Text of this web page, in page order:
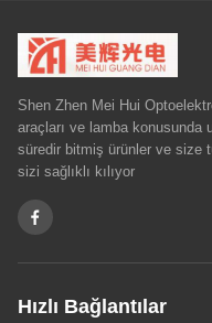
Shen Zhen Mei Hui
araçları ve lamba konusunda
süredir bitmiş ürünler ve size
sizi sağlıklı kılıyor
Hızlı Bağlantılar